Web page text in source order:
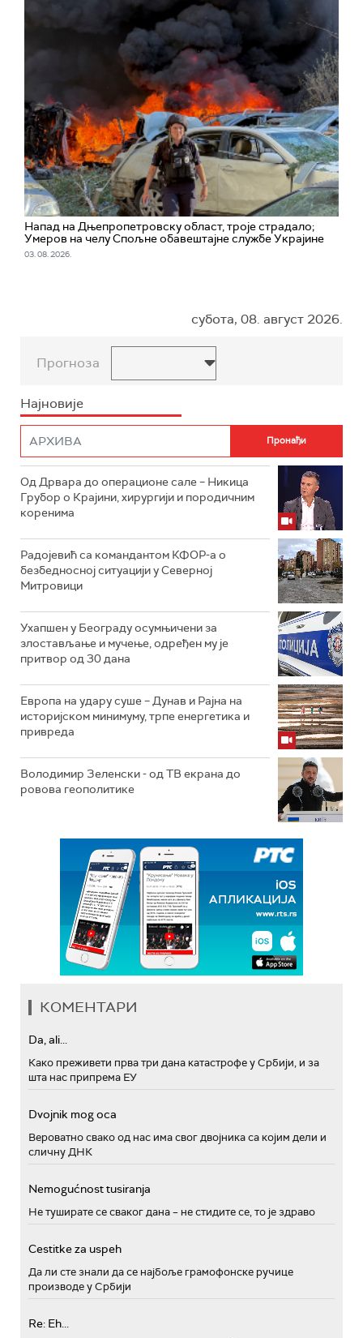
Напад на Дњепропетровску област, троје страдалo;
Умеров на челу Спољне обавештајне службе Украјине
03. 08. 2026.
субота, 08. август 2026.
Прогноза
Најновије
Од Дрвара до операционе сале – Никица
Грубор о Крајини, хирургији и породичним
коренима
Радојевић са командантом КФОР-а о
безбедносној ситуацији у Северној
Митровици
Ухапшен у Београду осумњичени за
злостављање и мучење, одређен му је
притвор од 30 дана
Европа на удару суше – Дунав и Рајна на
историјском минимуму, трпе енергетика и
привреда
Володимир Зеленски - од ТВ екрана до
ровова геополитике
КОМЕНТАРИ
Da, ali...
Како преживети прва три дана катастрофе у Србији, и за
шта нас припрема ЕУ
Dvojnik mog oca
Вероватно свако од нас има свог двојника са којим дели и
сличну ДНК
Nemogućnost tusiranja
Не туширате се сваког дана – не стидите се, то је здраво
Cestitke za uspeh
Да ли сте знали да се најбоље грамофонске ручице
производе у Србији
Re: Eh...